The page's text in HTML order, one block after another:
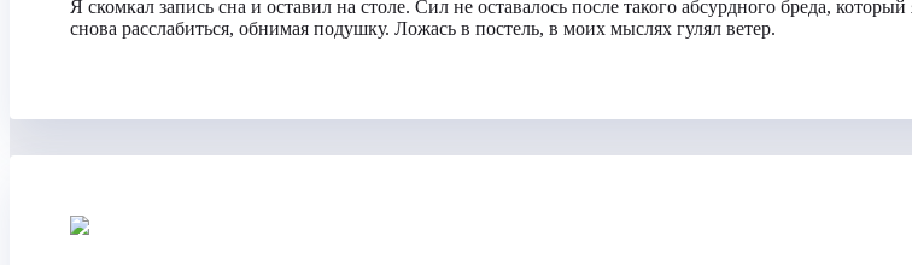
Я скомкал запись сна и оставил на столе. Сил не оставалось после такого абсурдного бреда,
снова расслабиться, обнимая подушку. Ложась в постель, в моих мыслях гулял ветер.